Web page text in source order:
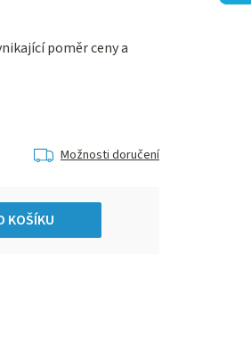
poměr ceny a
Možnosti doručení
KOŠÍKU